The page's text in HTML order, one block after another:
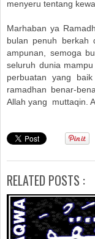
menyeru tentang
Marhaban ya
bulan penuh berkah
ampunan, semoga
seluruh dunia
perbuatan yang
ramadhan benar-
Allah yang muttaqin.
RELATED POSTS :